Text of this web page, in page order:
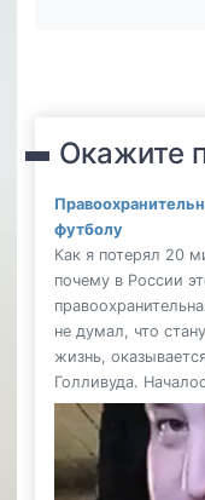
Окажите
футболу
Как я потерял 20
почему в России
не думал, что
жизнь,
Голливуда.